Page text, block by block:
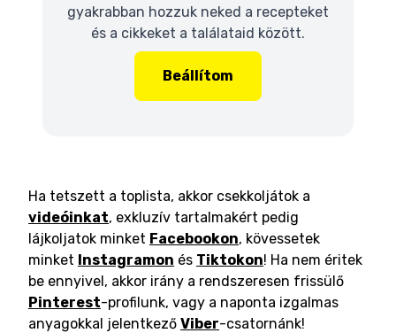
gyakrabban hozzuk neked a recepteket
és a cikkeket a találataid között.
Beállítom
Ha tetszett a toplista, akkor csekkoljátok a
videóinkat, exkluzív tartalmakért pedig
lájkoljatok minket Facebookon, kövessetek
minket Instagramon és Tiktokon! Ha nem éritek
be ennyivel, akkor irány a rendszeresen frissülő
Pinterest-profilunk, vagy a naponta izgalmas
anyagokkal jelentkező Viber-csatornánk!